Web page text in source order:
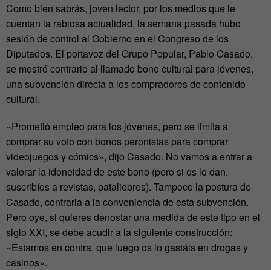
Como bien sabrás, joven lector, por los medios que le
cuentan la rabiosa actualidad, la semana pasada hubo
sesión de control al Gobierno en el Congreso de los
Diputados. El portavoz del Grupo Popular, Pablo Casado,
se mostró contrario al llamado bono cultural para jóvenes,
una subvención directa a los compradores de contenido
cultural.
«Prometió empleo para los jóvenes, pero se limita a
comprar su voto con bonos peronistas para comprar
videojuegos y cómics», dijo Casado. No vamos a entrar a
valorar la idoneidad de este bono (pero si os lo dan,
suscribíos a revistas, pataliebres). Tampoco la postura de
Casado, contraria a la conveniencia de esta subvención.
Pero oye, si quieres denostar una medida de este tipo en el
siglo XXI, se debe acudir a la siguiente construcción:
«Estamos en contra, que luego os lo gastáis en drogas y
casinos».